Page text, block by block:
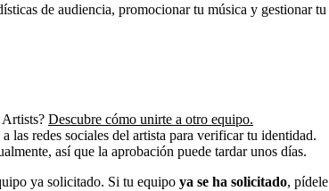
de audiencia, promocionar tu música y gestionar tu
Descubre cómo unirte a otro equipo.
las redes sociales del artista para verificar tu identidad.
así que la aprobación puede tardar unos días.
ya solicitado. Si tu equipo ya se ha solicitado, pídele